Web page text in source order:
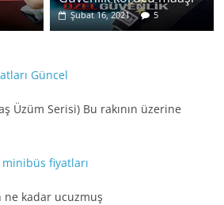
Şubat 16, 2021 5
Güncel
Üzüm Serisi) Bu rakının üzerine
minibüs fiyatları
kadar ucuzmuş